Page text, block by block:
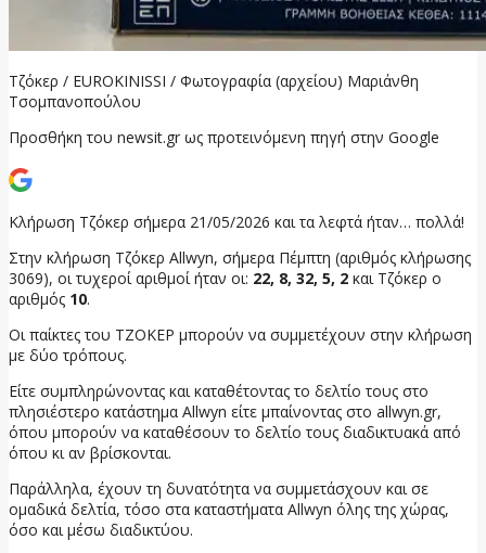
Τζόκερ / EUROKINISSI / Φωτογραφία (αρχείου) Μαριάνθη
Τσομπανοπούλου
Προσθήκη του newsit.gr ως προτεινόμενη πηγή στην Google
Κλήρωση Τζόκερ σήμερα 21/05/2026 και τα λεφτά ήταν… πολλά!
Στην κλήρωση Τζόκερ Allwyn, σήμερα Πέμπτη (αριθμός κλήρωσης
3069), οι τυχεροί αριθμοί ήταν οι: 22, 8, 32, 5, 2 και Τζόκερ ο
αριθμός 10.
Οι παίκτες του ΤΖΟΚΕΡ μπορούν να συμμετέχουν στην κλήρωση
με δύο τρόπους.
Είτε συμπληρώνοντας και καταθέτοντας το δελτίο τους στο
πλησιέστερο κατάστημα Allwyn είτε μπαίνοντας στο allwyn.gr,
όπου μπορούν να καταθέσουν το δελτίο τους διαδικτυακά από
όπου κι αν βρίσκονται.
Παράλληλα, έχουν τη δυνατότητα να συμμετάσχουν και σε
ομαδικά δελτία, τόσο στα καταστήματα Allwyn όλης της χώρας,
όσο και μέσω διαδικτύου.